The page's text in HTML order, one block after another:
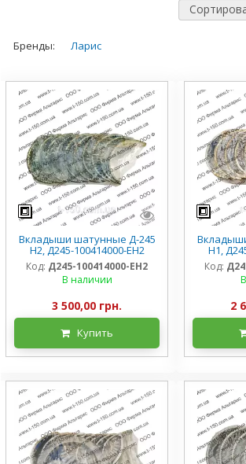
Бренды: Ларис
Вкладыши шатунные Д-245
Н2, Д245-100414000-ЕН2
Код: Д245-100414000-ЕН2
В наличии
3 500,00 грн.
Купить
Н1,
Код:
2